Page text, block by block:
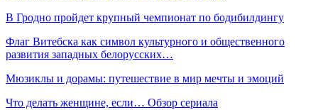
В Гродно пройдет крупный чемпионат по бодибилдингу
Флаг Витебска как символ культурного и общественного
развития западных белорусских…
Мюзиклы и дорамы: путешествие в мир мечты и эмоций
Что делать женщине, если… Обзор сериала